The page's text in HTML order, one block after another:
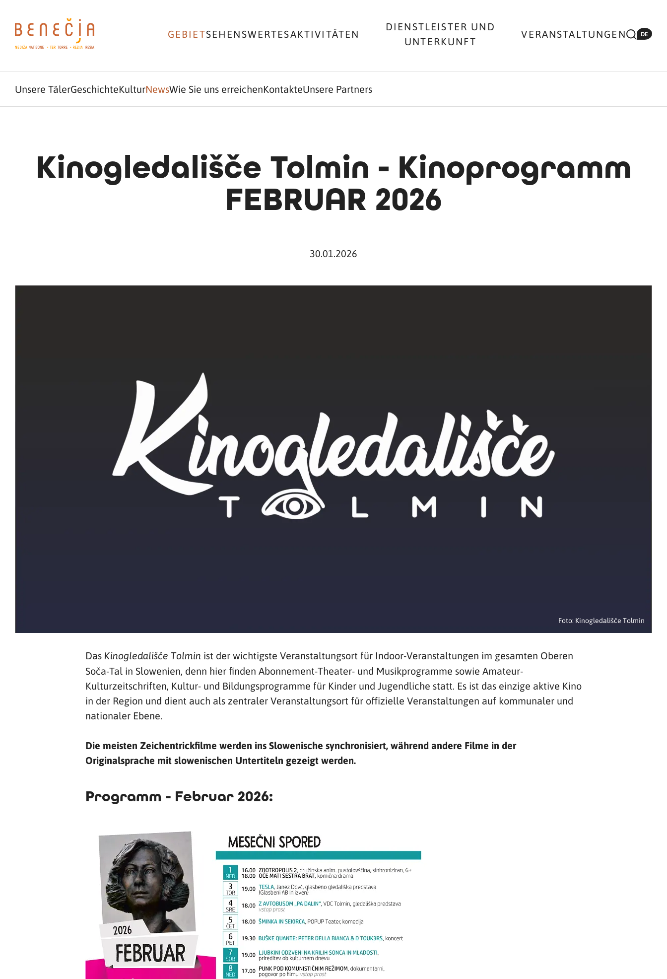
GEBIETSEHENSWERTESAKTIVITÄTEN
DIENSTLEISTER UND
UNTERKUNFT
VERANSTALTUNGEN DE
Unsere TälerGeschichteKulturNewsWie Sie uns erreichenKontakteUnsere Partners
Kinogledališče Tolmin - Kinoprogramm
FEBRUAR 2026
30.01.2026
Foto: Kinogledališče Tolmin
Das Kinogledališče Tolmin ist der wichtigste Veranstaltungsort für Indoor-Veranstaltungen im gesamten Oberen
Soča-Tal in Slowenien, denn hier finden Abonnement-Theater- und Musikprogramme sowie Amateur-
Kulturzeitschriften, Kultur- und Bildungsprogramme für Kinder und Jugendliche statt. Es ist das einzige aktive Kino
in der Region und dient auch als zentraler Veranstaltungsort für offizielle Veranstaltungen auf kommunaler und
nationaler Ebene.
Die meisten Zeichentrickfilme werden ins Slowenische synchronisiert, während andere Filme in der
Originalsprache mit slowenischen Untertiteln gezeigt werden.
Programm - Februar 2026: